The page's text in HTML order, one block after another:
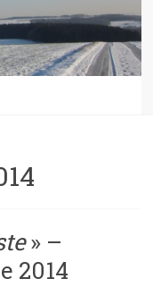
» –
2014